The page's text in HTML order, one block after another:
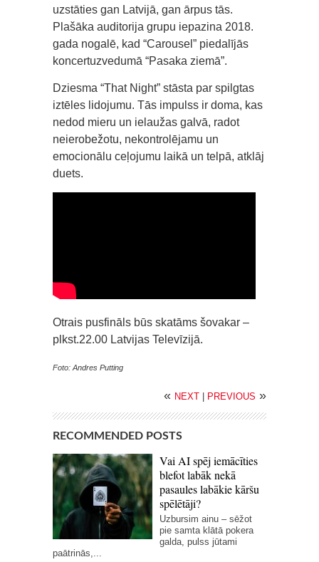
uzstāties gan Latvijā, gan ārpus tās.
Plašāka auditorija grupu iepazina 2018.
gada nogalē, kad “Carousel” piedalījās
koncertuzvedumā “Pasaka ziemā”.
Dziesma “That Night” stāsta par spilgtas
iztēles lidojumu. Tās impulss ir doma, kas
nedod mieru un ielaužas galvā, radot
neierobežotu, nekontrolējamu un
emocionālu ceļojumu laikā un telpā, atklāj
duets.
Otrais pusfināls būs skatāms šovakar –
plkst.22.00 Latvijas Televīzijā.
Foto: Andres Putting
« NEXT PREVIOUS »
RECOMMENDED POSTS
Vai AI spēj iemācīties
blefot labāk nekā
pasaules labākie kāršu
spēlētāji?
Uzbursim ainu – sēžot
pie samta klātā pokera
galda, pulss jūtami
paātrinās,...